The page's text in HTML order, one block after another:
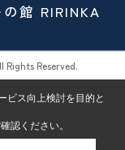
の館 RIRINKA
Reserved.
ビス向上検討を目的と
認ください。